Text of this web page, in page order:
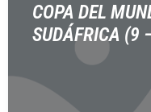
COPA DEL
SUDÁFRICA (9